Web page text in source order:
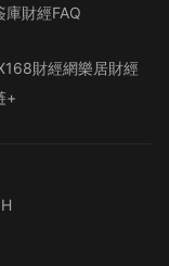
庫財經FAQ
財經網樂居財經
+